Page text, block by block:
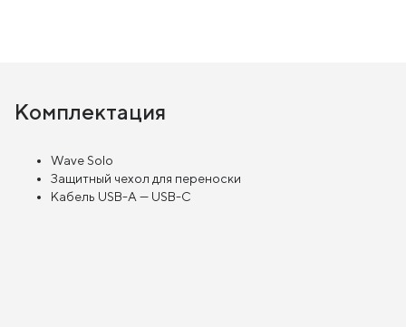
Комплектация
Wave Solo
Защитный чехол для переноски
Кабель USB-A — USB-C